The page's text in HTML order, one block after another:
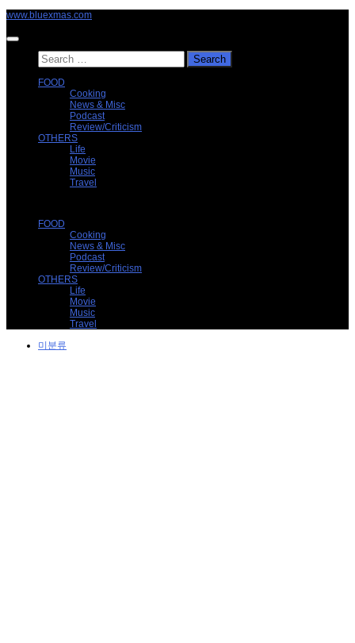
Skip
content
www.bluexmas.com
Search
for:
FOOD
Cooking
News & Misc
Podcast
Review/Criticism
OTHERS
Life
Movie
Music
Travel
FOOD
Cooking
News & Misc
Podcast
Review/Criticism
OTHERS
Life
Movie
Music
Travel
미분류